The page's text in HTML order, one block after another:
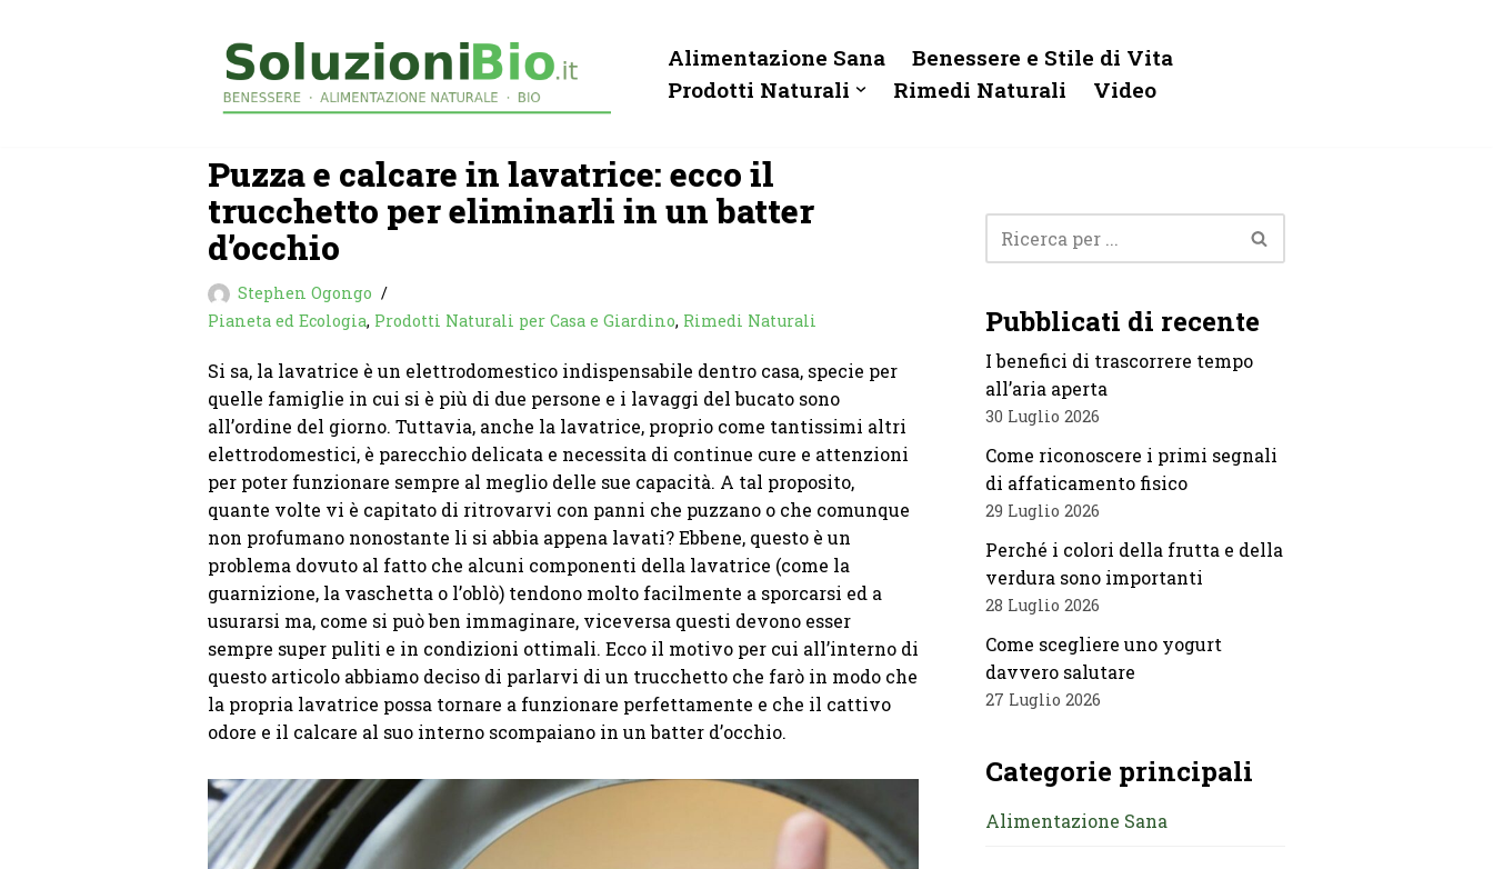
Alimentazione Sana
Benessere e Stile di Vita
Prodotti Naturali
Rimedi Naturali Video
Puzza e calcare in lavatrice: ecco il
trucchetto per eliminarli in un batter
d’occhio
Stephen Ogongo
Pianeta ed Ecologia, Prodotti Naturali per Casa e Giardino, Rimedi Naturali
Si sa, la lavatrice è un elettrodomestico indispensabile dentro casa, specie per
quelle famiglie in cui si è più di due persone e i lavaggi del bucato sono
all’ordine del giorno. Tuttavia, anche la lavatrice, proprio come tantissimi altri
elettrodomestici, è parecchio delicata e necessita di continue cure e attenzioni
per poter funzionare sempre al meglio delle sue capacità. A tal proposito,
quante volte vi è capitato di ritrovarvi con panni che puzzano o che comunque
non profumano nonostante li si abbia appena lavati? Ebbene, questo è un
problema dovuto al fatto che alcuni componenti della lavatrice (come la
guarnizione, la vaschetta o l’oblò) tendono molto facilmente a sporcarsi ed a
usurarsi ma, come si può ben immaginare, viceversa questi devono esser
sempre super puliti e in condizioni ottimali. Ecco il motivo per cui all’interno di
questo articolo abbiamo deciso di parlarvi di un trucchetto che farò in modo che
la propria lavatrice possa tornare a funzionare perfettamente e che il cattivo
odore e il calcare al suo interno scompaiano in un batter d’occhio.
Pubblicati di recente
I benefici di trascorrere tempo
all’aria aperta
30 Luglio 2026
Come riconoscere i primi segnali
di affaticamento fisico
29 Luglio 2026
Perché i colori della frutta e della
verdura sono importanti
28 Luglio 2026
Come scegliere uno yogurt
davvero salutare
27 Luglio 2026
Categorie principali
Alimentazione Sana